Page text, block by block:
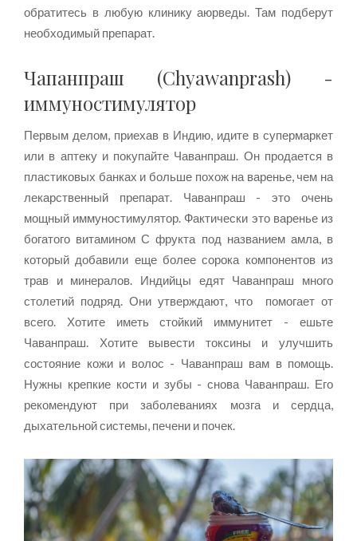
обратитесь в любую клинику аюрведы. Там подберут
необходимый препарат.
Чапанпраш (Chyawanprash) -
иммуностимулятор
Первым делом, приехав в Индию, идите в супермаркет
или в аптеку и покупайте Чаванпраш. Он продается в
пластиковых банках и больше похож на варенье, чем на
лекарственный препарат. Чаванпраш - это очень
мощный иммуностимулятор. Фактически это варенье из
богатого витамином С фрукта под названием амла, в
который добавили еще более сорока компонентов из
трав и минералов. Индийцы едят Чаванпраш много
столетий подряд. Они утверждают, что помогает от
всего. Хотите иметь стойкий иммунитет - ешьте
Чаванпраш. Хотите вывести токсины и улучшить
состояние кожи и волос - Чаванпраш вам в помощь.
Нужны крепкие кости и зубы - снова Чаванпраш. Его
рекомендуют при заболеваниях мозга и сердца,
дыхательной системы, печени и почек.